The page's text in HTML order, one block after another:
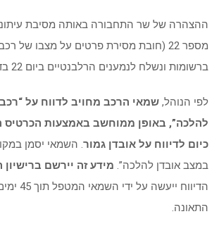
ההצהרה של שר התחבורה באותה מסיבת
מספר 22 (חובת מסירת פרטים על מצבו של
ברשומות ונשלח לנמענים הרלבנטיים ביום 22 בדצמבר 2011.
לפי הנוהל, שמאי הרכב מחויב לדווח על
להלכה”, באופן ממוחשב באמצעות
כיום לדיווח על אובדן גמור. השמאי יסמן
במצב אובדן להלכה”. מידע זה יירשם
הדיווח
התאונה.